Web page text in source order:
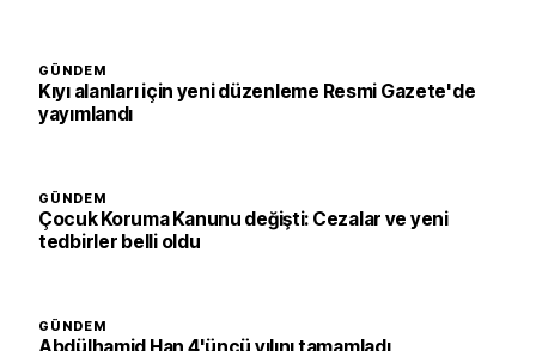
GÜNDEM
Kıyı alanları için yeni düzenleme Resmi Gazete'de
yayımlandı
GÜNDEM
Çocuk Koruma Kanunu değişti: Cezalar ve yeni
tedbirler belli oldu
GÜNDEM